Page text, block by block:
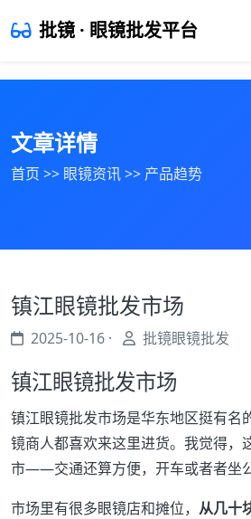
批镜 · 眼镜批发平台
文章详情
首页 >> 眼镜资讯>> 产品趋势
镇江眼镜批发市场
2025-10-16 · 批镜眼镜批发
镇江眼镜批发市场
镇江眼镜批发市场是华东地区挺有名
镜商人都喜欢来这里进货。我觉得，
市——交通还算方便，开车或者者坐
市场里有很多眼镜店和摊位， 从几十